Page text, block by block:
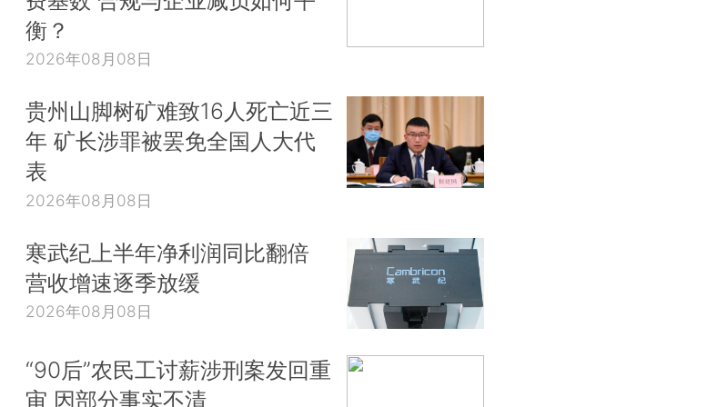
衡？
2026年08月08日
贵州山脚树矿难致16人死亡近三
年 矿长涉罪被罢免全国人大代
表
2026年08月08日
寒武纪上半年净利润同比翻倍
营收增速逐季放缓
2026年08月08日
“90后”农民工讨薪涉刑案发回重
审 因部分事实不清